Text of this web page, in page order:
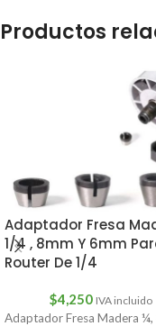
Productos
Adaptador Fresa
1/4 , 8mm Y 6mm
Router De 1/4
$4,250 IVA incluido
Adaptador Fresa Madera ¼,